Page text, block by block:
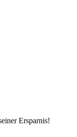
Ersparnis!